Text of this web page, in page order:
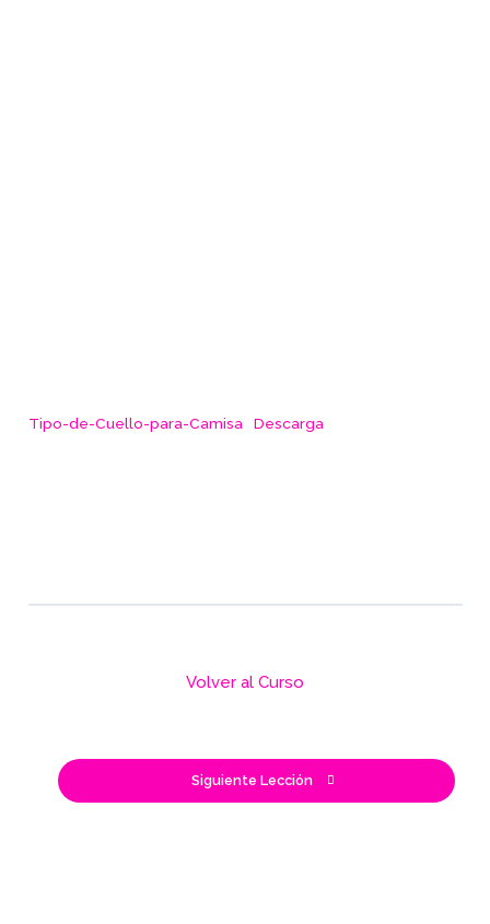
Tipo-de-Cuello-para-Camisa Descarga
Volver al Curso
Siguiente Lección